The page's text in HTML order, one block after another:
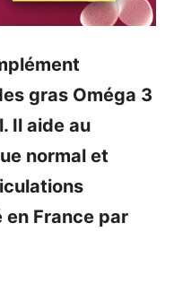
gras Oméga 3
Il aide au
normal et
France par